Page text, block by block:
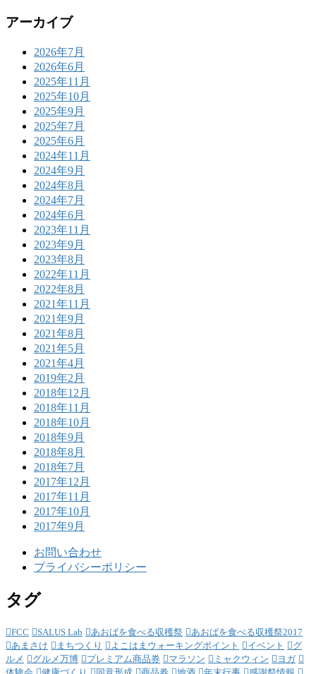
アーカイブ
2026年7月
2026年6月
2025年11月
2025年10月
2025年9月
2025年7月
2025年6月
2024年11月
2024年9月
2024年8月
2024年7月
2024年6月
2023年11月
2023年9月
2023年8月
2022年11月
2022年8月
2021年11月
2021年9月
2021年8月
2021年5月
2021年4月
2019年2月
2018年12月
2018年11月
2018年10月
2018年9月
2018年8月
2018年7月
2017年12月
2017年11月
2017年10月
2017年9月
お問い合わせ
プライバシーポリシー
タグ
FCC SALUS Lab あおばを食べる収穫祭
あおばを食べる収穫祭2017
あまさけ
まちつくり よこはまウォーキングポイント イベント
グ
ルメ
グルメ万博 プレミアム商品券 マラソン ミャクウィン
ヨガ